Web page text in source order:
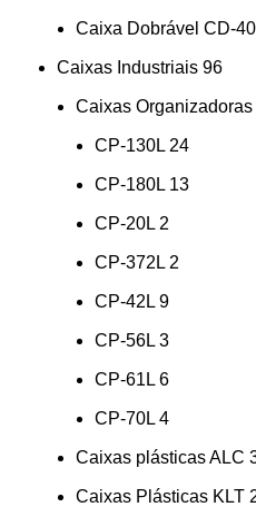
Caixa Dobrável CD-
Caixas Industriais 96
Caixas Organizadoras
CP-130L 24
CP-180L 13
CP-20L 2
CP-372L 2
CP-42L 9
CP-56L 3
CP-61L 6
CP-70L 4
Caixas plásticas ALC
Caixas Plásticas KLT